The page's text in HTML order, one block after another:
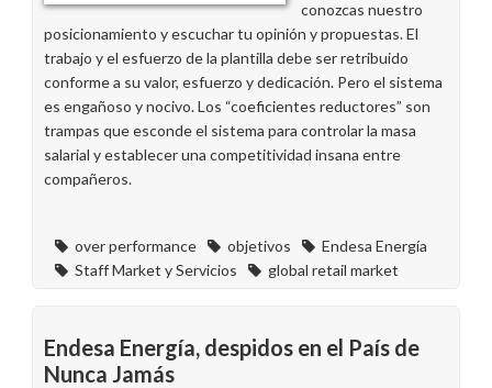
conozcas nuestro
posicionamiento y escuchar tu opinión y propuestas. El
trabajo y el esfuerzo de la plantilla debe ser retribuido
conforme a su valor, esfuerzo y dedicación. Pero el sistema
es engañoso y nocivo. Los “coeficientes reductores” son
trampas que esconde el sistema para controlar la masa
salarial y establecer una competitividad insana entre
compañeros.
over performance objetivos
Endesa Energía
Staff Market y Servicios
global retail market
Endesa Energía, despidos en el País de
Nunca Jamás